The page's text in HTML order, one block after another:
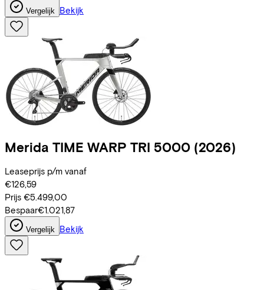
Vergelijk Bekijk
Merida TIME WARP TRI 5000 (2026)
Leaseprijs p/m vanaf
€126,59
Prijs €5.499,00
Bespaar€1.021,87
Vergelijk Bekijk